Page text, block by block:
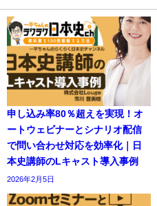
申し込み率80％超えを実現！オ
ートウェビナーとシナリオ配信
で問い合わせ対応を効率化｜日
本史講師のLキャスト導入事例
2026年2月5日